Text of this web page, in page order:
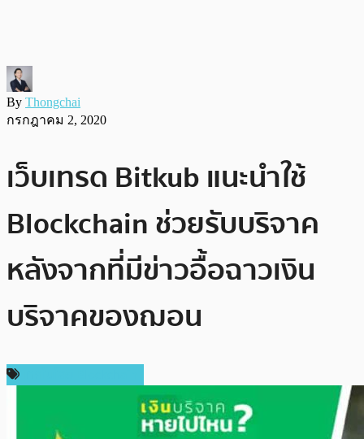
By Thongchai
กรกฎาคม 2, 2020
เว็บเทรด Bitkub แนะนำใช้
Blockchain ช่วยรับบริจาค
หลังจากที่มีข่าวอื้อฉาวเงิน
บริจาคของฌอน